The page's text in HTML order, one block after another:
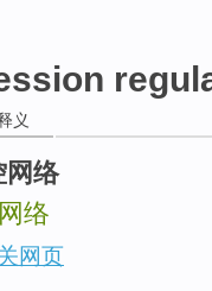
义
网络
络
网页